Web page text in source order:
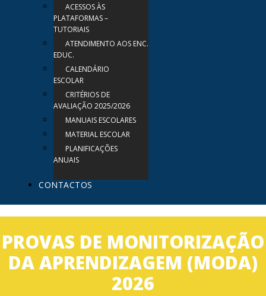
ACESSOS ÀS
PLATAFORMAS –
TUTORIAIS
ATENDIMENTO AOS ENC.
EDUC.
CALENDÁRIO
ESCOLAR
CRITÉRIOS DE
AVALIAÇÃO 2025/2026
MANUAIS ESCOLARES
MATERIAL ESCOLAR
PLANIFICAÇÕES
ANUAIS
CONTACTOS
PROVAS DE MONITORIZAÇÃO
DA APRENDIZAGEM (MODA)
2026